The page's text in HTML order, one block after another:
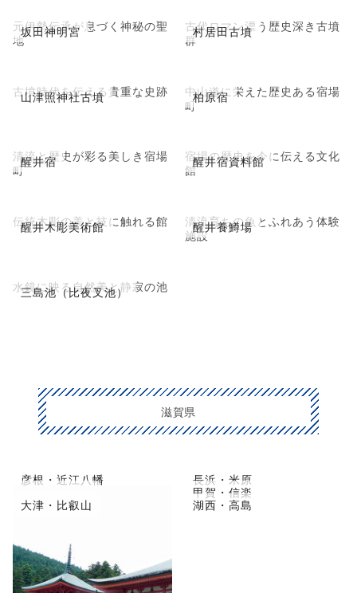
坂田神明宮
元伊勢伝承が息づく神秘の聖
地
村居田古墳
古代ロマン漂う歴史深き古墳
群
山津照神社古墳
古墳時代を伝える貴重な史跡 柏原宿
中山道に栄えた歴史ある宿場
町
醒井宿
清流と歴史が彩る美しき宿場
町
醒井宿資料館
宿場の歴史を今に伝える文化
館
醒井木彫美術館
伝統木彫の美と技に触れる館 醒井養鱒場
清流育ちの魚とふれあう体験
施設
三島池（比夜叉池）
水鏡に映る自然美と静寂の池
滋賀県
彦根・近江八幡
長浜・米原
甲賀・信楽
大津・比叡山
湖西・高島